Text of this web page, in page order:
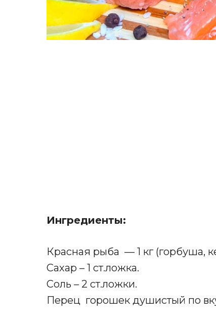
Ингредиенты:
Красная рыба — 1 кг (горбуша,
Сахар – 1 ст.ложка.
Соль – 2 ст.ложки.
Перец горошек душистый по